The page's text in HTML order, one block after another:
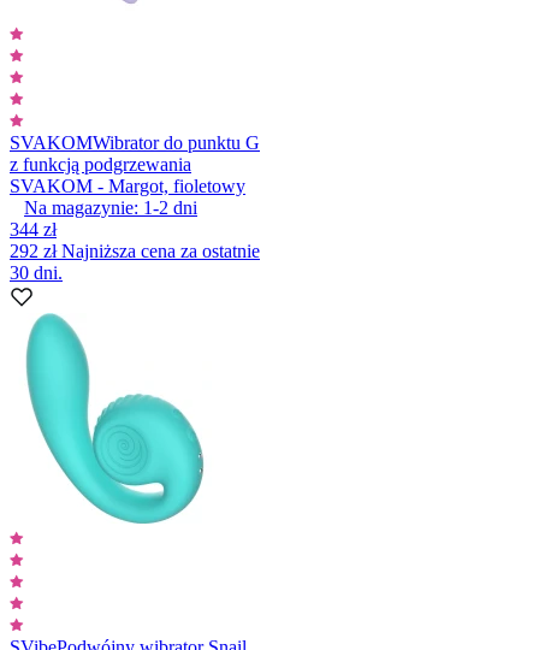
SVAKOMWibrator do punktu G
z funkcją podgrzewania
SVAKOM - Margot, fioletowy
Na magazynie: 1-2 dni
344 zł
292 złNajniższa cena za ostatnie
30 dni.